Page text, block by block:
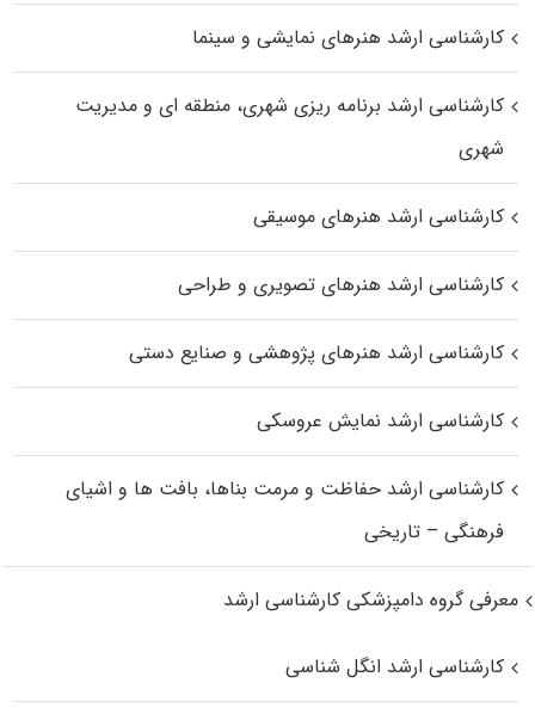
کارشناسی ارشد هنرهای نمایشی و سینما
کارشناسی ارشد برنامه ریزی شهری، منطقه‌ ای و مدیریت
شهری
کارشناسی ارشد هنرهای موسیقی
کارشناسی ارشد هنرهای تصویری و طراحی
کارشناسی ارشد هنرهای پژوهشی و صنایع دستی
کارشناسی ارشد نمایش عروسکی
کارشناسی ارشد حفاظت و مرمت بناها، بافت‌ ها و اشیای
فرهنگی – تاریخی
معرفی گروه دامپزشکی کارشناسی ارشد
کارشناسی ارشد انگل شناسی